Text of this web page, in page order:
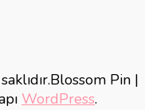
Blossom Pin |
WordPress.